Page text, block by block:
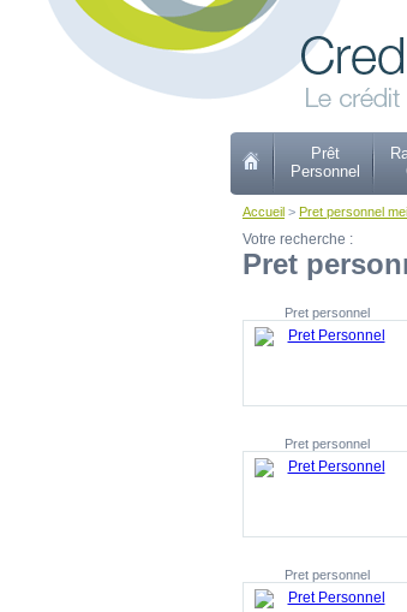
Prêt
Personnel
Accueil > Pret personnel
Votre recherche :
Pret
Pret personnel
Pret personnel
Pret personnel